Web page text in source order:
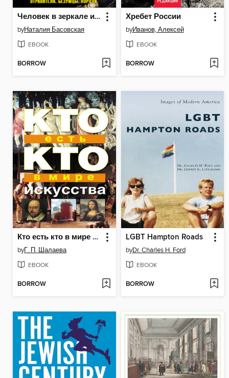
Человек в зеркале истории. Отравители. Безумцы. Короли
byНаталия Басовская
EBOOK
BORROW
Хребет России
byИванов, Алексей
EBOOK
BORROW
Кто есть кто в мире искусства
byГ. П. Шалаева
EBOOK
BORROW
LGBT Hampton Roads
byDr. Charles H. Ford
EBOOK
BORROW